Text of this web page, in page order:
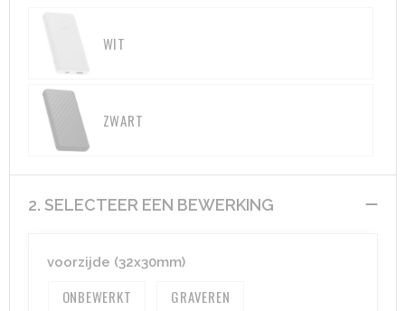
Goodiebags
Autotassen
Reistassensets
Collegetassen
Hygiëne en Persoonlijke verzorging
Gehoorbescherming
WIT
ZWART
2. SELECTEER EEN BEWERKING
voorzijde (32x30mm)
ONBEWERKT GRAVEREN